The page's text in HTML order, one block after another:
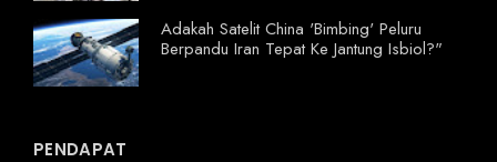
Adakah Satelit China 'Bimbing' Peluru
Berpandu Iran Tepat Ke Jantung Isbiol?"
PENDAPAT